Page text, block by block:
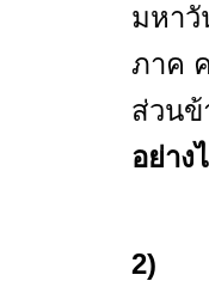
มหาวั
ภาค
ส่วนข้
อย่าง
2)